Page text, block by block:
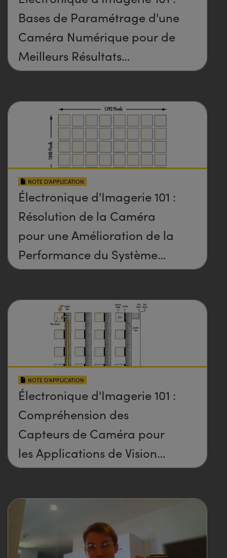
Bases de Paramétrage d'une
Caméra Numérique pour de
Meilleurs Résultats
d'Imagerie
NOTE D’APPLICATION
Électronique d'Imagerie 101 :
Résolution de la Caméra
pour une Amélioration de la
Performance du Système
d'Imagerie
NOTE D’APPLICATION
Électronique d'Imagerie 101 :
Compréhension des
Capteurs de Caméra pour
les Applications de Vision
Industrielle